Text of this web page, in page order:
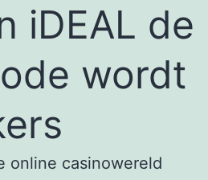
iDEAL de
wordt
online casinowereld